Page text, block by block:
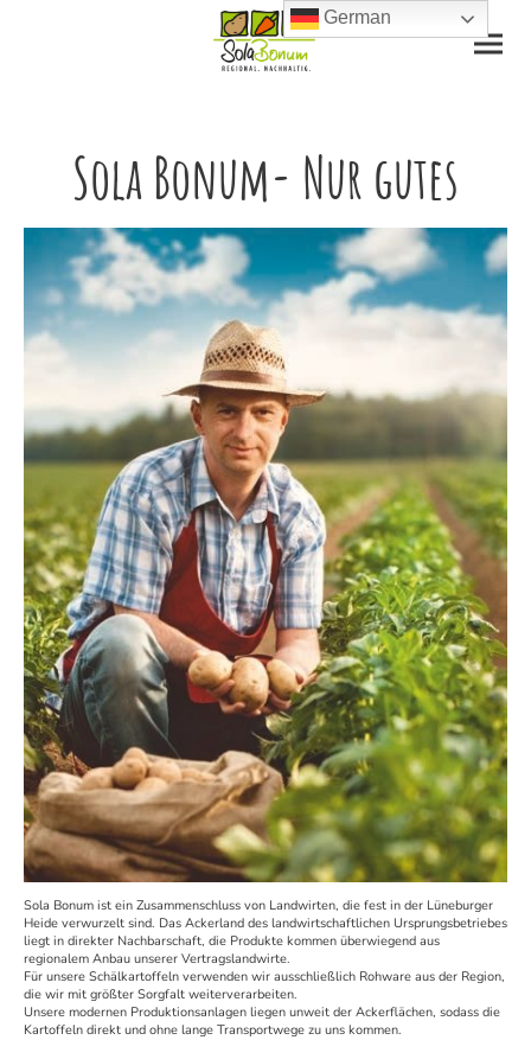
Sola Bonum- Nur gutes
Sola Bonum ist ein Zusammenschluss von Landwirten, die fest in der Lüneburger
Heide verwurzelt sind. Das Ackerland des landwirtschaftlichen Ursprungsbetriebes
liegt in direkter Nachbarschaft, die Produkte kommen überwiegend aus
regionalem Anbau unserer Vertragslandwirte.
Für unsere Schälkartoffeln verwenden wir ausschließlich Rohware aus der Region,
die wir mit größter Sorgfalt weiterverarbeiten.
Unsere modernen Produktionsanlagen liegen unweit der Ackerflächen, sodass die
Kartoffeln direkt und ohne lange Transportwege zu uns kommen.
German